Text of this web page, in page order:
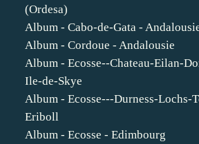
(Ordesa)
Album - Cabo-de-Gata -
Album - Cordoue - Andalousie
Album - Ecosse--Chateau-Eilan-
Ile-de-Skye
Album - Ecosse---Durness-Lochs-
Eriboll
Album - Ecosse - Edimbourg